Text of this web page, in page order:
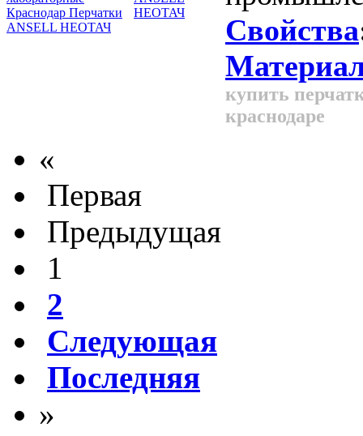
НЕОТАЧ
Свойства
купить
краснодаре
«
Первая
Предыдущая
1
2
Следующая
Последняя
»